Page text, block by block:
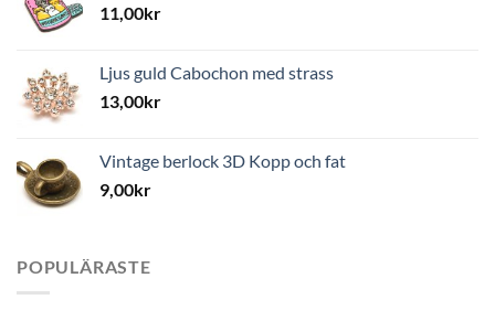
11,00kr
Ljus guld Cabochon med strass
13,00kr
Vintage berlock 3D Kopp och fat
9,00kr
POPULÄRASTE